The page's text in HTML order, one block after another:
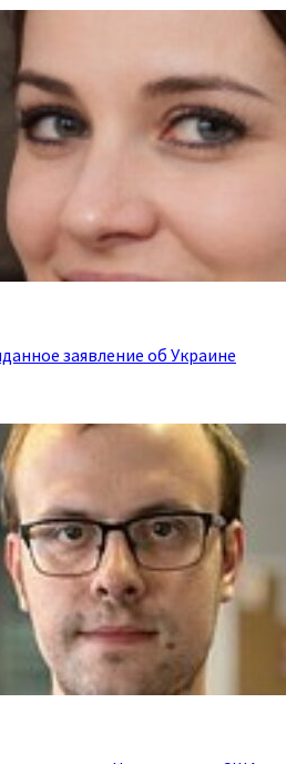
заявление об Украине